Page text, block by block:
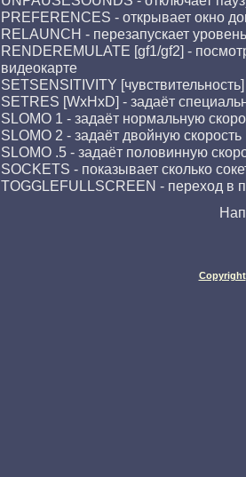
PREFERENCES - открывает окно
RELAUNCH - перезапускает уровень
RENDEREMULATE [gf1/gf2] -
видеокарте
SETSENSITIVITY
SETRES [WxHxD] - задаёт
SLOMO 1 - задаёт нормальную
SLOMO 2 - задаёт двойную скорость
SLOMO .5 - задаёт половинную
SOCKETS - показывает сколько
TOGGLEFULLSCREEN - переход в
Copyright